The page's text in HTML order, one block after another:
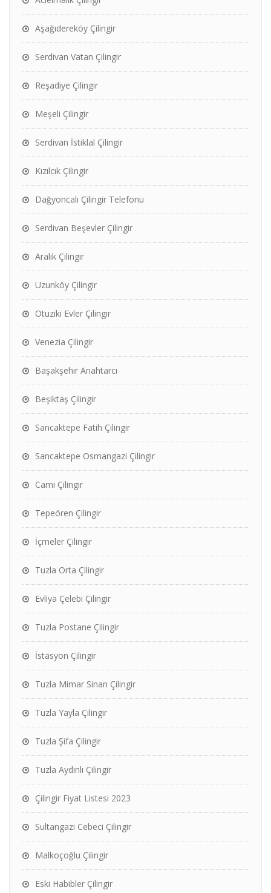
Aşağıdereköy Çilingir
Serdivan Vatan Çilingir
Reşadiye Çilingir
Meşeli Çilingir
Serdivan İstiklal Çilingir
Kızılcık Çilingir
Dağyoncalı Çilingir Telefonu
Serdivan Beşevler Çilingir
Aralık Çilingir
Uzunköy Çilingir
Otuziki Evler Çilingir
Venezia Çilingir
Başakşehir Anahtarcı
Beşiktaş Çilingir
Sancaktepe Fatih Çilingir
Sancaktepe Osmangazi Çilingir
Cami Çilingir
Tepeören Çilingir
İçmeler Çilingir
Tuzla Orta Çilingir
Evliya Çelebi Çilingir
Tuzla Postane Çilingir
İstasyon Çilingir
Tuzla Mimar Sinan Çilingir
Tuzla Yayla Çilingir
Tuzla Şifa Çilingir
Tuzla Aydınlı Çilingir
Çilingir Fiyat Listesi 2023
Sultangazi Cebeci Çilingir
Malkoçoğlu Çilingir
Eski Habibler Çilingir